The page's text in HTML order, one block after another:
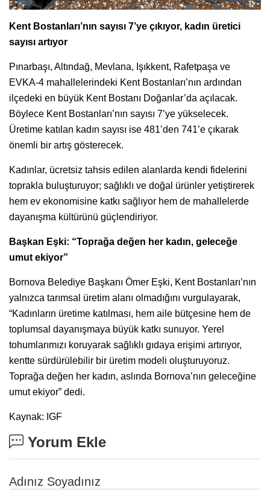
Kent Bostanları’nın sayısı 7’ye çıkıyor, kadın üretici
sayısı artıyor
Pınarbaşı, Altındağ, Mevlana, Işıkkent, Rafetpaşa ve
EVKA-4 mahallelerindeki Kent Bostanları’nın ardından
ilçedeki en büyük Kent Bostanı Doğanlar’da açılacak.
Böylece Kent Bostanları’nın sayısı 7’ye yükselecek.
Üretime katılan kadın sayısı ise 481’den 741’e çıkarak
önemli bir artış gösterecek.
Kadınlar, ücretsiz tahsis edilen alanlarda kendi fidelerini
toprakla buluşturuyor; sağlıklı ve doğal ürünler yetiştirerek
hem ev ekonomisine katkı sağlıyor hem de mahallelerde
dayanışma kültürünü güçlendiriyor.
Başkan Eşki: “Toprağa değen her kadın, geleceğe
umut ekiyor”
Bornova Belediye Başkanı Ömer Eşki, Kent Bostanları’nın
yalnızca tarımsal üretim alanı olmadığını vurgulayarak,
“Kadınların üretime katılması, hem aile bütçesine hem de
toplumsal dayanışmaya büyük katkı sunuyor. Yerel
tohumlarımızı koruyarak sağlıklı gıdaya erişimi artırıyor,
kentte sürdürülebilir bir üretim modeli oluşturuyoruz.
Toprağa değen her kadın, aslında Bornova’nın geleceğine
umut ekiyor” dedi.
Kaynak: IGF
Yorum Ekle
Adınız Soyadınız